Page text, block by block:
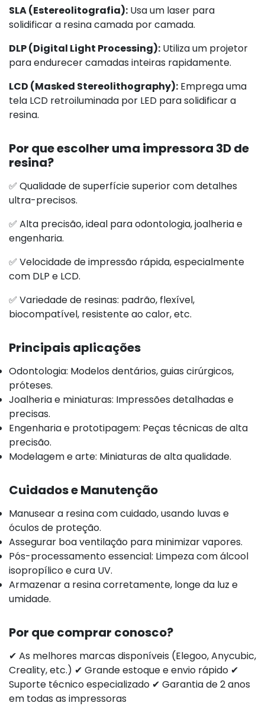
SLA (Estereolitografia): Usa um laser para
solidificar a resina camada por camada.
DLP (Digital Light Processing): Utiliza um projetor
para endurecer camadas inteiras rapidamente.
LCD (Masked Stereolithography): Emprega uma
tela LCD retroiluminada por LED para solidificar a
resina.
Por que escolher uma impressora 3D de
resina?
✅ Qualidade de superfície superior com detalhes
ultra-precisos.
✅ Alta precisão, ideal para odontologia, joalheria e
engenharia.
✅ Velocidade de impressão rápida, especialmente
com DLP e LCD.
✅ Variedade de resinas: padrão, flexível,
biocompatível, resistente ao calor, etc.
Principais aplicações
Odontologia: Modelos dentários, guias cirúrgicos,
próteses.
Joalheria e miniaturas: Impressões detalhadas e
precisas.
Engenharia e prototipagem: Peças técnicas de alta
precisão.
Modelagem e arte: Miniaturas de alta qualidade.
Cuidados e Manutenção
Manusear a resina com cuidado, usando luvas e
óculos de proteção.
Assegurar boa ventilação para minimizar vapores.
Pós-processamento essencial: Limpeza com álcool
isopropílico e cura UV.
Armazenar a resina corretamente, longe da luz e
umidade.
Por que comprar conosco?
✔ As melhores marcas disponíveis (Elegoo, Anycubic,
Creality, etc.) ✔ Grande estoque e envio rápido ✔
Suporte técnico especializado ✔ Garantia de 2 anos
em todas as impressoras